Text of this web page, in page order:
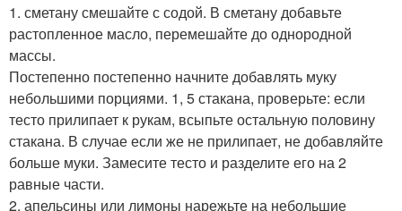
1. сметану смешайте с содой. В сметану добавьте
растопленное масло, перемешайте до однородной
массы.
Постепенно постепенно начните добавлять муку
небольшими порциями. 1, 5 стакана, проверьте: если
тесто прилипает к рукам, всыпьте остальную половину
стакана. В случае если же не прилипает, не добавляйте
больше муки. Замесите тесто и разделите его на 2
равные части.
2. апельсины или лимоны нарежьте на небольшие